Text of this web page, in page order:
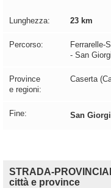
Lunghezza: 23 km
Percorso:
Ferrarelle-
- San
Province
e regioni:
Caserta
Fine: San
STRADA-
città e province